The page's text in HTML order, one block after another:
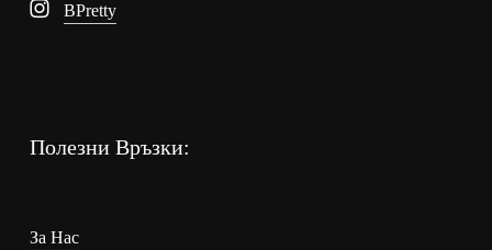
BPretty
Полезни Връзки:
За Нас